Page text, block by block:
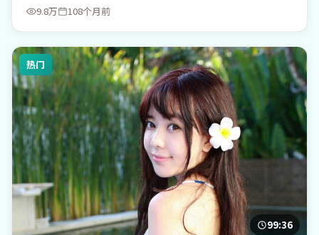
9.8万
108个月前
热门
99:36